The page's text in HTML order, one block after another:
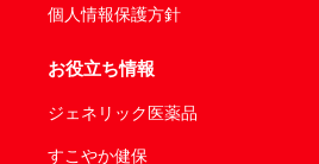
個人情報保護方針
お役立ち情報
ジェネリック医薬品
すこやか健保